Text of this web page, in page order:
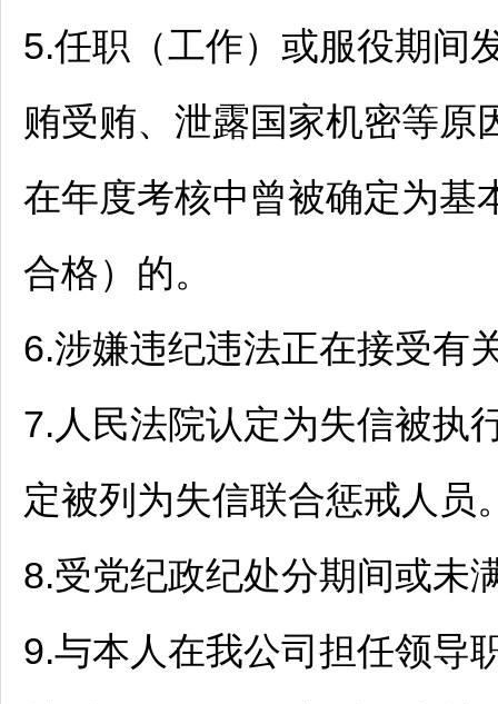
5.任职（工作）或服役期间
贿受贿、泄露国家机密等原
在年度考核中曾被确定为基
合格）的。
6.涉嫌违纪违法正在接受有
7.人民法院认定为失信被执
定被列为失信联合惩戒人员
8.受党纪政纪处分期间或未
9.与本人在我公司担任领导